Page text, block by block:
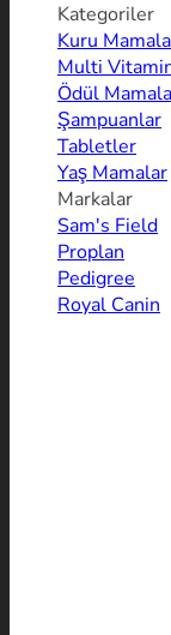
Kategoriler
Kuru
Multi
Ödül
Şampuanlar
Tabletler
Yaş Mamalar
Markalar
Sam's Field
Proplan
Pedigree
Royal Canin